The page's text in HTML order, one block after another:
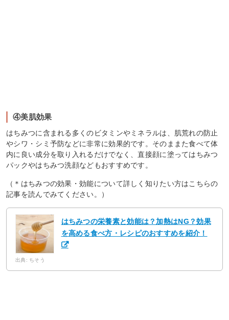
④美肌効果
はちみつに含まれる多くのビタミンやミネラルは、肌荒れの防止
やシワ・シミ予防などに非常に効果的です。そのままた食べて体
内に良い成分を取り入れるだけでなく、直接顔に塗ってはちみつ
パックやはちみつ洗顔などもおすすめです。
（＊はちみつの効果・効能について詳しく知りたい方はこちらの
記事を読んでみてください。）
はちみつの栄養素と効能は？加熱はNG？効果
を高める食べ方・レシピのおすすめを紹介！
出典: ちそう